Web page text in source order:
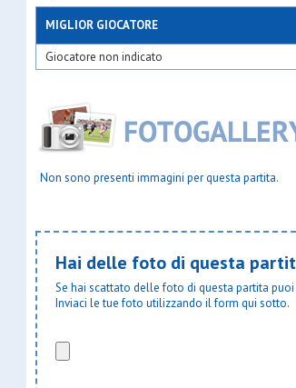
MIGLIOR GIOCATORE
Giocatore non indicato
Non sono presenti immagini per questa partita.
Hai delle foto di questa
Se hai scattato delle foto di questa partita puoi
Inviaci le tue foto utilizzando il form qui sotto.